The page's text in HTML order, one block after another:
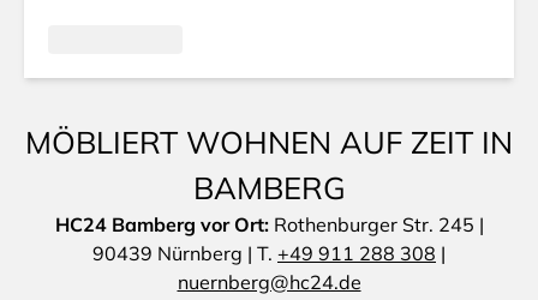
MÖBLIERT WOHNEN AUF ZEIT IN
BAMBERG
HC24 Bamberg vor Ort: Rothenburger Str. 245 |
90439 Nürnberg | T. +49 911 288 308 |
nuernberg@hc24.de